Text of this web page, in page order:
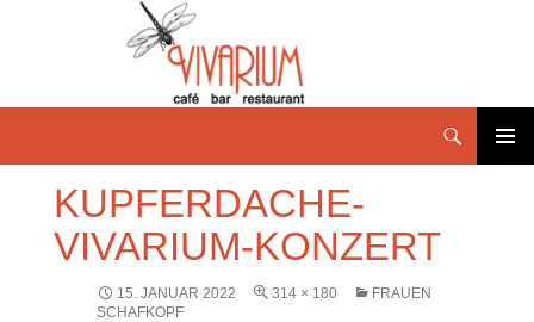
KUPFERDACHE-
VIVARIUM-KONZERT
15. JANUAR 2022 314 × 180
FRAUEN
SCHAFKOPF